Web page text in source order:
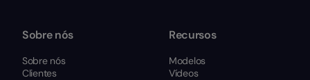
Sobre nós
Sobre nós
Clientes
Recursos
Modelos
Vídeos